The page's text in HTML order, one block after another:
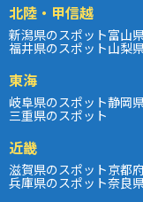
北陸・甲信越
新潟県のスポット富山
福井県のスポット山梨
東海
岐阜県のスポット静岡
三重県のスポット
近畿
滋賀県のスポット京都
兵庫県のスポット奈良